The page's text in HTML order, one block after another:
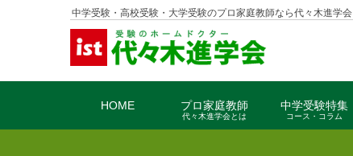
中学受験・高校受験・大学受験のプロ家庭教師なら代々木進学会
HOME プロ家庭教師
代々木進学会とは
中学受験特集
コース・コラム